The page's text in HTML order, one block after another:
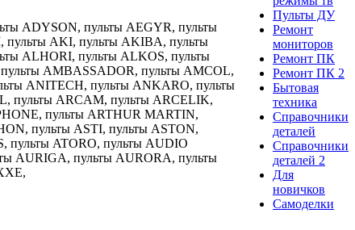
ADYSON, пульты AEGYR, пульты
пульты AKI, пульты AKIBA, пульты
ALHORI, пульты ALKOS, пульты
AMBASSADOR, пульты AMCOL,
ANITECH, пульты ANKARO, пульты
пульты ARCAM, пульты ARCELIK,
пульты ARTHUR MARTIN,
пульты ASTI, пульты ASTON,
пульты ATORO, пульты AUDIO
AURIGA, пульты AURORA, пульты
Пульты ДУ
Ремонт
мониторов
Ремонт ПК
Ремонт ПК 2
Бытовая
техника
Справочники
деталей
Справочники
деталей 2
Для
новичков
Самоделки